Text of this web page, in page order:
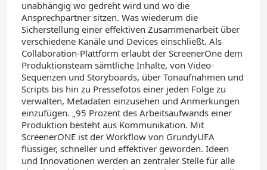
unabhängig wo gedreht wird und wo die
Ansprechpartner sitzen. Was wiederum die
Sicherstellung einer effektiven Zusammenarbeit über
verschiedene Kanäle und Devices einschließt. Als
Collaboration-Plattform erlaubt der ScreenerOne dem
Produktionsteam sämtliche Inhalte, von Video-
Sequenzen und Storyboards, über Tonaufnahmen und
Scripts bis hin zu Pressefotos einer jeden Folge zu
verwalten, Metadaten einzusehen und Anmerkungen
einzufügen. „95 Prozent des Arbeitsaufwands einer
Produktion besteht aus Kommunikation. Mit
ScreenerONE ist der Workflow von GrundyUFA
flüssiger, schneller und effektiver geworden. Ideen
und Innovationen werden an zentraler Stelle für alle